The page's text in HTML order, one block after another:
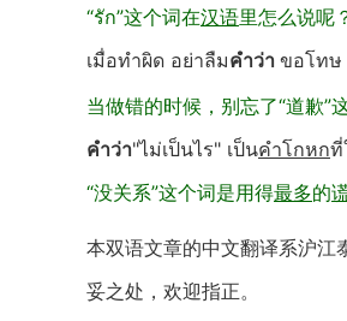
“รัก”这个词在汉语里怎么说呢
เมื่อทำผิด อย่าลืมคำว่า ขอโทษ
当做错的时候，别忘了“道歉”
คำว่า"ไม่เป็นไร" เป็นคำโกหกที่
“没关系”这个词是用得最多的
本双语文章的中文翻译系沪江
妥之处，欢迎指正。